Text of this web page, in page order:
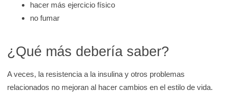
hacer más ejercicio físico
no fumar
¿Qué más debería saber?
A veces, la resistencia a la insulina y otros problemas
relacionados no mejoran al hacer cambios en el estilo de vida.